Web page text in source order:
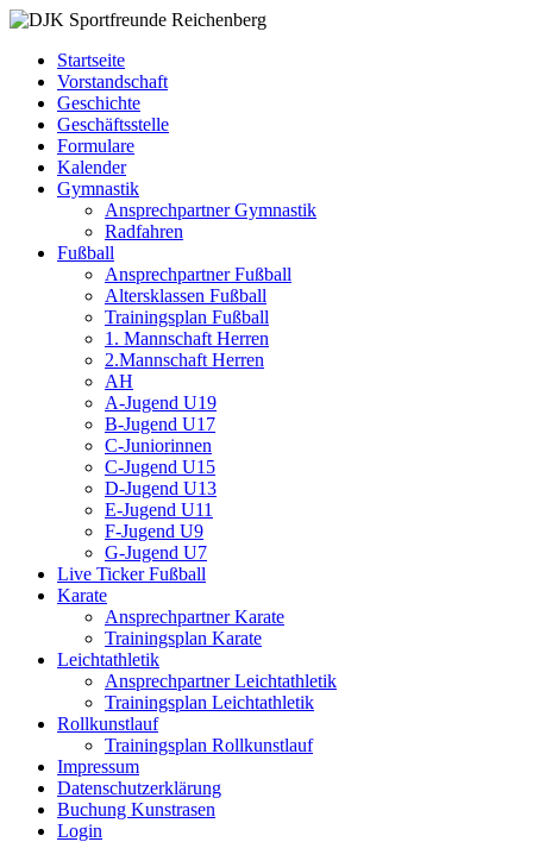
Zum
springen
Sportfreunde
Reichenberg
Gymnastik
Karate
Leichtathletik
Radfahren
Rollkunstlauf
Startseite
Vorstandschaft
Geschichte
Geschäftsstelle
Formulare
Kalender
Gymnastik
Ansprechpartner Gymnastik
Radfahren
Fußball
Ansprechpartner Fußball
Altersklassen Fußball
Trainingsplan Fußball
1. Mannschaft Herren
2.Mannschaft Herren
AH
A-Jugend U19
B-Jugend U17
C-Juniorinnen
C-Jugend U15
D-Jugend U13
E-Jugend U11
F-Jugend U9
G-Jugend U7
Live Ticker Fußball
Karate
Ansprechpartner Karate
Trainingsplan Karate
Leichtathletik
Ansprechpartner Leichtathletik
Trainingsplan Leichtathletik
Rollkunstlauf
Trainingsplan Rollkunstlauf
Impressum
Datenschutzerklärung
Buchung Kunstrasen
Login